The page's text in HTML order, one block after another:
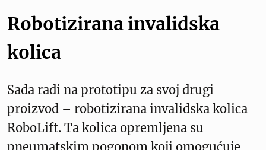
Robotizirana invalidska
kolica
Sada radi na prototipu za svoj drugi
proizvod – robotizirana invalidska kolica
RoboLift. Ta kolica opremljena su
pneumatskim pogonom koji omogućuje